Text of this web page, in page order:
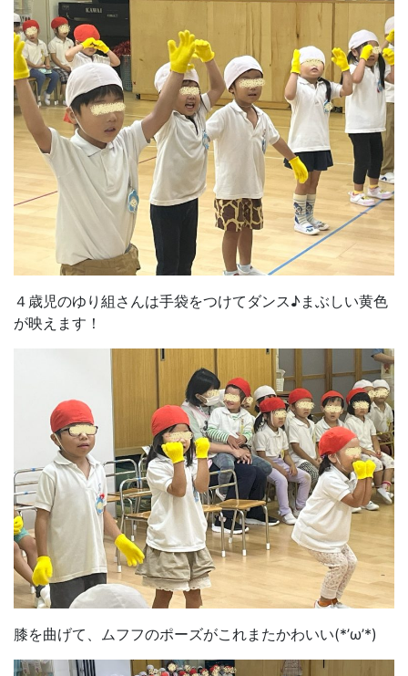
４歳児のゆり組さんは手袋をつけてダンス♪まぶしい黄色
が映えます！
膝を曲げて、ムフフのポーズがこれまたかわいい(*’ω’*)